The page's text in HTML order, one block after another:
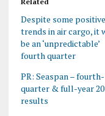
Despite some positive
trends in air cargo, it
be an ‘unpredictable’
fourth quarter
PR: Seaspan – fourth-
quarter & full-year
results